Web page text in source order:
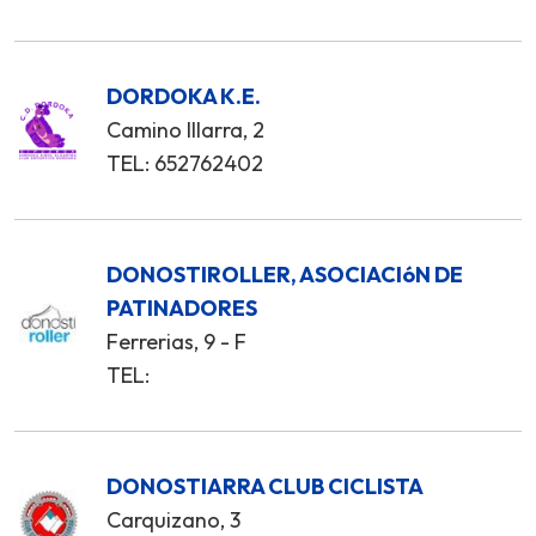
DORDOKA K.E.
Camino Illarra, 2
TEL: 652762402
DONOSTIROLLER, ASOCIACIóN DE
PATINADORES
Ferrerias, 9 - F
TEL:
DONOSTIARRA CLUB CICLISTA
Carquizano, 3